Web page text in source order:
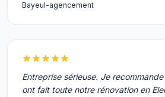
Bayeul-agencement
Entreprise sérieuse. Je
ont fait toute notre rénovation en